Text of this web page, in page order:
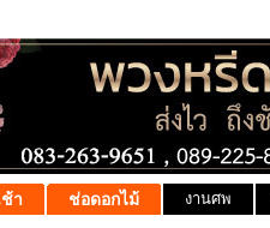
ช้า ช่อดอกไม้ งานศพ